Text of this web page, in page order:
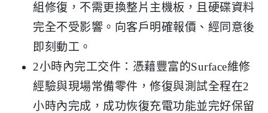
組修復，不需更換整片主機板，且硬碟資料
完全不受影響。向客戶明確報價、經同意後
即刻動工。
2小時內完工交件：憑藉豐富的Surface維修
經驗與現場常備零件，修復與測試全程在2
小時內完成，成功恢復充電功能並完好保留